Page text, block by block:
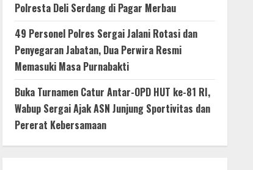
Polresta Deli Serdang di Pagar Merbau
49 Personel Polres Sergai Jalani Rotasi dan
Penyegaran Jabatan, Dua Perwira Resmi
Memasuki Masa Purnabakti
Buka Turnamen Catur Antar-OPD HUT ke-81 RI,
Wabup Sergai Ajak ASN Junjung Sportivitas dan
Pererat Kebersamaan